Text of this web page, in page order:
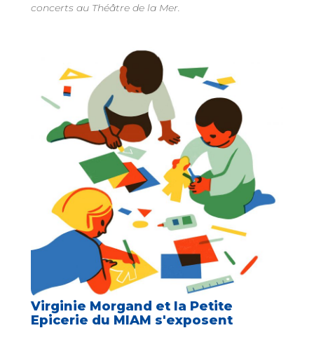
concerts au Théâtre de la Mer.
Virginie Morgand et la Petite
Epicerie du MIAM s'exposent